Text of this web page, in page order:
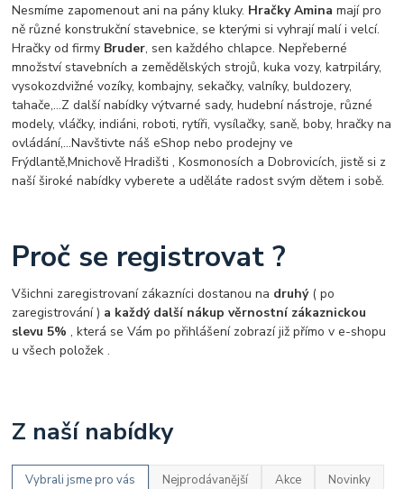
Nesmíme zapomenout ani na pány kluky. Hračky Amina mají pro
ně různé konstrukční stavebnice, se kterými si vyhrají malí i velcí.
Hračky od firmy Bruder, sen každého chlapce. Nepřeberné
množství stavebních a zemědělských strojů, kuka vozy, katrpiláry,
vysokozdvižné vozíky, kombajny, sekačky, valníky, buldozery,
tahače,...Z další nabídky výtvarné sady, hudební nástroje, různé
modely, vláčky, indiáni, roboti, rytíři, vysílačky, saně, boby, hračky na
ovládání,...Navštivte náš eShop nebo prodejny ve
Frýdlantě,Mnichově Hradišti , Kosmonosích a Dobrovicích, jistě si z
naší široké nabídky vyberete a uděláte radost svým dětem i sobě.
Proč se registrovat ?
Všichni zaregistrovaní zákazníci dostanou na druhý ( po
zaregistrování ) a každý další nákup věrnostní zákaznickou
slevu 5% , která se Vám po přihlášení zobrazí již přímo v e-shopu
u všech položek .
Z naší nabídky
Vybrali jsme pro vás Nejprodávanější Akce Novinky